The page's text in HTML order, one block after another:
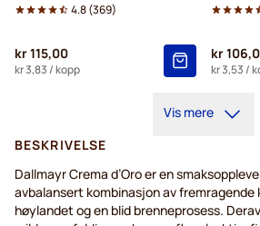
4.8(369)
kr 115,00
kr 3,83 / kopp
kr
kr 3,53 /
Vis mere
BESKRIVELSE
Dallmayr Crema d’Oro er en
avbalansert kombinasjon av fremragende
høylandet og en blid brenneprosess.